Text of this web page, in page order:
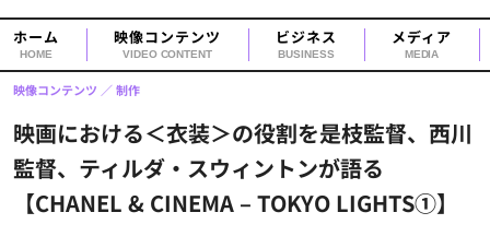
ホーム
HOME
映像コンテンツ
VIDEO CONTENT
ビジネス
BUSINESS
メディア
MEDIA
映画における＜衣装＞の役割を是枝監督、西川
監督、ティルダ・スウィントンが語る
【CHANEL & CINEMA – TOKYO LIGHTS①】
映像コンテンツ 制作